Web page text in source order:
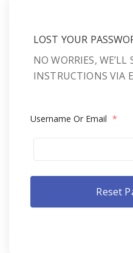
LOST YOUR
NO WORRIES, WE’LL
INSTRUCTIONS VIA
Username Or Email *